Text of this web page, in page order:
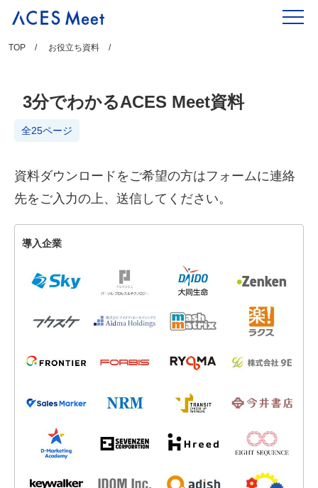
content
TOP お役立ち資料
3分でわかるACES Meet資料
全25ページ
資料ダウンロードをご希望の方はフォームに連絡
先をご入力の上、送信してください。
導入企業